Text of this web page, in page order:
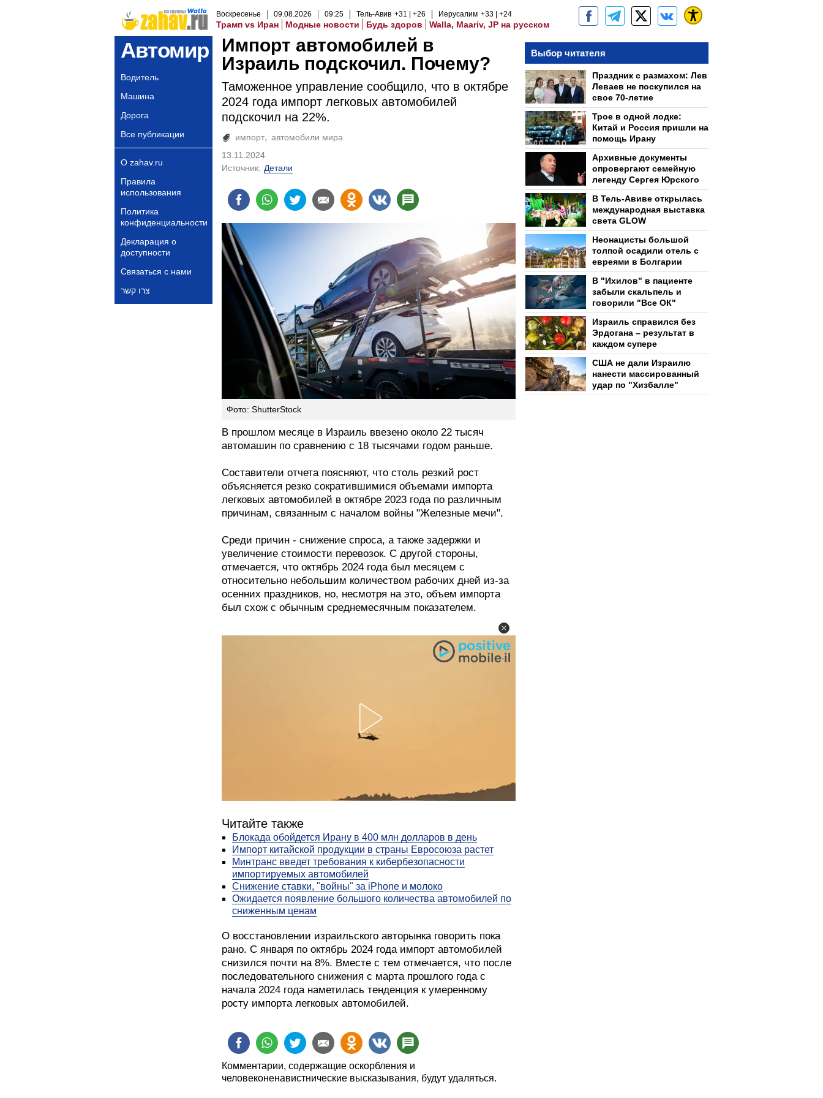
Воскресенье 09.08.2026 09:25 Тель-Авив +31 +26 Иерусалим +33 +24
Трамп vs Иран Модные новости Будь здоров Walla, Maariv, JP на русском
Автомир
Водитель
Машина
Дорога
Все публикации
О zahav.ru
Правила
использования
Политика
конфиденциальности
Декларация о
доступности
Связаться с нами
צרו קשר
Импорт автомобилей в
Израиль подскочил. Почему?
Таможенное управление сообщило, что в октябре
2024 года импорт легковых автомобилей
подскочил на 22%.
импорт
автомобили мира
13.11.2024
Источник: Детали
Фото: ShutterStock
В прошлом месяце в Израиль ввезено около 22 тысяч
автомашин по сравнению с 18 тысячами годом раньше.
Составители отчета поясняют, что столь резкий рост
объясняется резко сократившимися объемами импорта
легковых автомобилей в октябре 2023 года по различным
причинам, связанным с началом войны "Железные мечи".
Среди причин - снижение спроса, а также задержки и
увеличение стоимости перевозок. С другой стороны,
отмечается, что октябрь 2024 года был месяцем с
относительно небольшим количеством рабочих дней из-за
осенних праздников, но, несмотря на это, объем импорта
был схож с обычным среднемесячным показателем.
Читайте также
Блокада обойдется Ирану в 400 млн долларов в день
Импорт китайской продукции в страны Евросоюза растет
Минтранс введет требования к кибербезопасности
импортируемых автомобилей
Снижение ставки, "войны" за iPhone и молоко
Ожидается появление большого количества автомобилей по
сниженным ценам
О восстановлении израильского авторынка говорить пока
рано. С января по октябрь 2024 года импорт автомобилей
снизился почти на 8%. Вместе с тем отмечается, что после
последовательного снижения с марта прошлого года с
начала 2024 года наметилась тенденция к умеренному
росту импорта легковых автомобилей.
Комментарии, содержащие оскорбления и
человеконенавистнические высказывания, будут удаляться.
Выбор читателя
Праздник с размахом: Лев
Леваев не поскупился на
свое 70-летие
Трое в одной лодке:
Китай и Россия пришли на
помощь Ирану
Архивные документы
опровергают семейную
легенду Сергея Юрского
В Тель-Авиве открылась
международная выставка
света GLOW
Неонацисты большой
толпой осадили отель с
евреями в Болгарии
В "Ихилов" в пациенте
забыли скальпель и
говорили "Все ОК"
Израиль справился без
Эрдогана – результат в
каждом супере
США не дали Израилю
нанести массированный
удар по "Хизбалле"